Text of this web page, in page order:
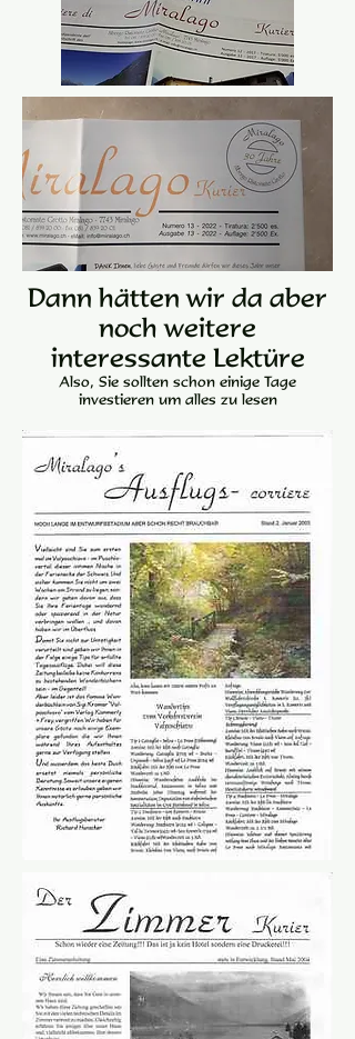
Dann hätten wir da aber
noch weitere
interessante Lektüre
Also, Sie sollten schon einige Tage
investieren um alles zu lesen